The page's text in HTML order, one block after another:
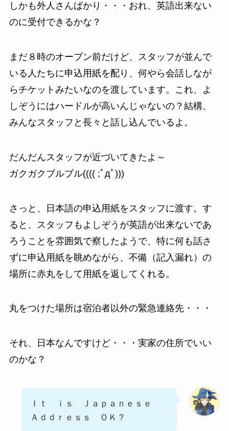
しかも外人さんばかり・・・おれ、英語出来ない
のに受付できるかな？
まだ８時のオープン前だけど、スタッフが並んで
いる人たちに申込用紙を配り、何やら会話しなが
らチケットみたいなのを渡しています。これ、よ
しぞうにはハードルが高いんじゃないの？結構、
みんなスタッフと長々と話し込んでいるよ。
だんだんスタッフが近づいてきたよ～
ガクガクブルブル(((( ;ﾟдﾟ)))
さっと、日本語の申込用紙をスタッフに渡す。す
ると、スタッフもよしぞうが英語が出来ないであ
ろうことを雰囲気で察したようで、特に何も話さ
ずに申込用紙を眺めながら、不備（記入漏れ）の
場所に赤丸をして用紙を返してくれる。
丸をつけた場所は宿泊者以外の緊急連絡先・・・
それ、日本なんですけど・・・実家の住所でいい
のかな？
Ｉｔ ｉｓ Ｊａｐａｎｅｓｅ
Ａｄｄｒｅｓｓ ＯＫ？